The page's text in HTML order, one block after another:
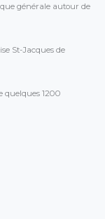
générale autour de
St-Jacques de
quelques 1200